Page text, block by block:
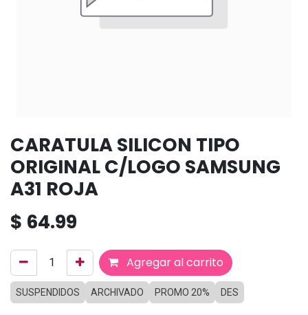
CARATULA SILICON TIPO
ORIGINAL C/LOGO SAMSUNG
A31 ROJA
$ 64.99
Agregar al carrito
SUSPENDIDOS ARCHIVADO PROMO 20% DES